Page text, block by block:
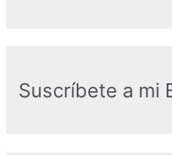
Suscríbete a mi